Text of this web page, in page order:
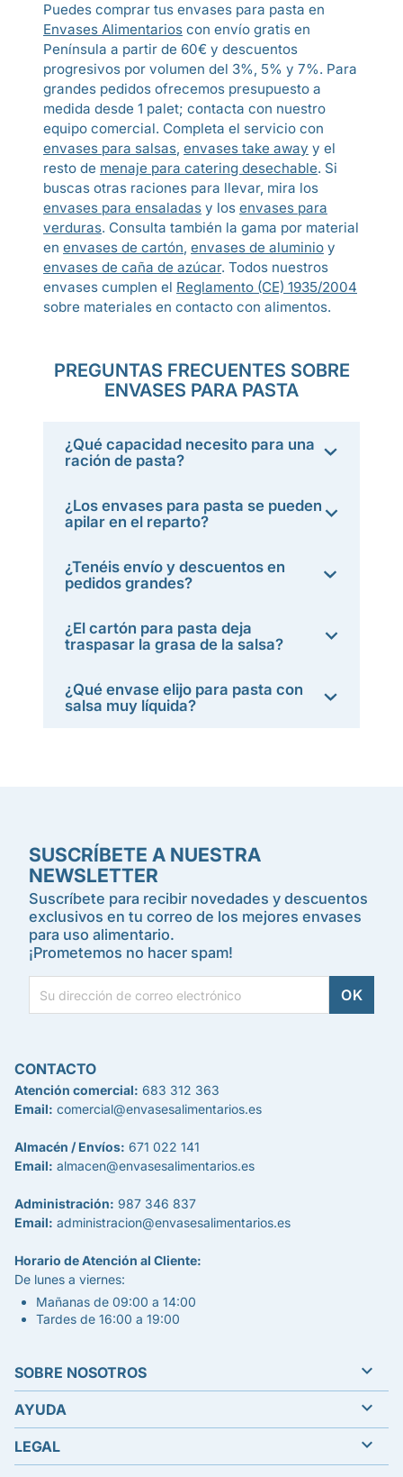
Puedes comprar tus envases para pasta en
Envases Alimentarios con envío gratis en
Península a partir de 60€ y descuentos
progresivos por volumen del 3%, 5% y 7%. Para
grandes pedidos ofrecemos presupuesto a
medida desde 1 palet; contacta con nuestro
equipo comercial. Completa el servicio con
envases para salsas, envases take away y el
resto de menaje para catering desechable. Si
buscas otras raciones para llevar, mira los
envases para ensaladas y los envases para
verduras. Consulta también la gama por material
en envases de cartón, envases de aluminio y
envases de caña de azúcar. Todos nuestros
envases cumplen el Reglamento (CE) 1935/2004
sobre materiales en contacto con alimentos.
PREGUNTAS FRECUENTES SOBRE
ENVASES PARA PASTA
¿Qué capacidad necesito para una
ración de pasta?
¿Los envases para pasta se pueden
apilar en el reparto?
¿Tenéis envío y descuentos en
pedidos grandes?
¿El cartón para pasta deja
traspasar la grasa de la salsa?
¿Qué envase elijo para pasta con
salsa muy líquida?
SUSCRÍBETE A NUESTRA
NEWSLETTER
Suscríbete para recibir novedades y descuentos
exclusivos en tu correo de los mejores envases
para uso alimentario.
¡Prometemos no hacer spam!
CONTACTO
Atención comercial: 683 312 363
Email: comercial@envasesalimentarios.es
Almacén / Envíos: 671 022 141
Email: almacen@envasesalimentarios.es
Administración: 987 346 837
Email: administracion@envasesalimentarios.es
Horario de Atención al Cliente:
De lunes a viernes:
Mañanas de 09:00 a 14:00
Tardes de 16:00 a 19:00
SOBRE NOSOTROS 
AYUDA 
LEGAL 